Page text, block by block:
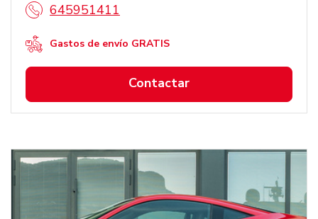
645951411
Gastos de envío GRATIS
Contactar